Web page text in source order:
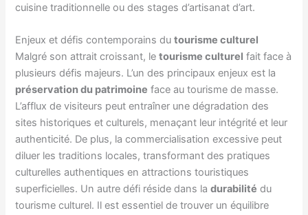
cuisine traditionnelle ou des stages d’artisanat d’art.
Enjeux et défis contemporains dutourisme culturel
Malgré son attrait croissant, letourisme culturel fait face à
plusieurs défis majeurs. L’un des principaux enjeux est la
préservation du patrimoine face au tourisme de masse.
L’afflux de visiteurs peut entraîner une dégradation des
sites historiques et culturels, menaçant leur intégrité et leur
authenticité. De plus, la commercialisation excessive peut
diluer les traditions locales, transformant des pratiques
culturelles authentiques en attractions touristiques
superficielles. Un autre défi réside dans ladurabilité du
tourisme culturel. Il est essentiel de trouver un équilibre